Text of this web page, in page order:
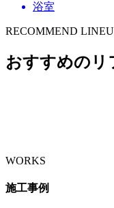
浴室
RECOMMEND
おすすめのリ
WORKS
施工事例